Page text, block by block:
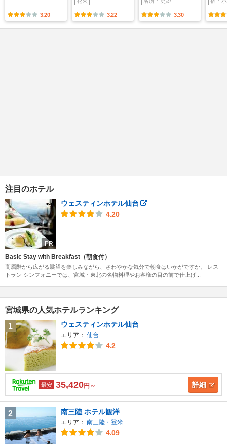
3.20 3.22 3.30
注目のホテル
PR
ウェスティンホテル仙台
4.20
Basic Stay with Breakfast（朝食付）
高層階から広がる眺望を楽しみながら、さわやかな気分で朝食はいかがですか。 レス
トラン シンフォニーでは、宮城・東北の名物料理やお客様の目の前で仕上げ...
宮城県の人気ホテルランキング
1
ウェスティンホテル仙台
エリア： 仙台
4.2
最安 35,420円～ 詳細
2 南三陸 ホテル観洋
エリア： 南三陸・登米
4.09